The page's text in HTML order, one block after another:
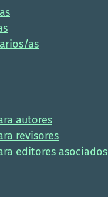
as
autores
revisores
editores asociados